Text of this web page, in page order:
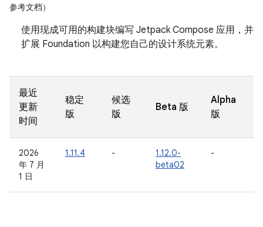
参考文档）
使用现成可用的构建块编写 Jetpack Compose 应用，并
扩展 Foundation 以构建您自己的设计系统元素。
最近
更新
时间
稳定
版
候选
版
Beta 版
Alpha
版
2026
年 7 月
1 日
1.11.4 -
1.12.0-
beta02
-